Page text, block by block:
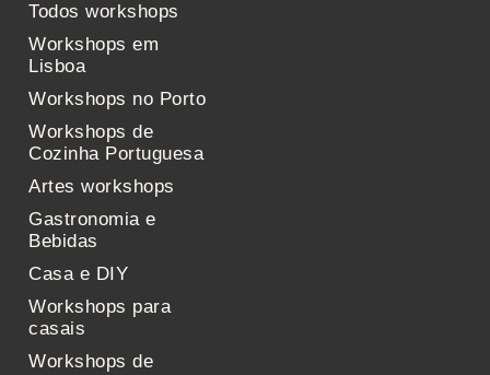
Todos workshops
Workshops em
Lisboa
Workshops no Porto
Workshops de
Cozinha Portuguesa
Artes workshops
Gastronomia e
Bebidas
Casa e DIY
Workshops para
casais
Workshops de